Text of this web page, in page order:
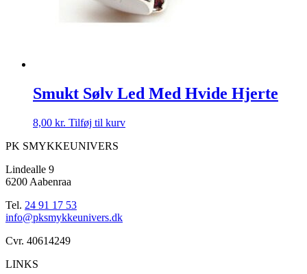
Smukt Sølv Led Med Hvide Hjerte
8,00 kr. Tilføj til kurv
PK SMYKKEUNIVERS
Lindealle 9
6200 Aabenraa
Tel. 24 91 17 53
info@pksmykkeunivers.dk
Cvr. 40614249
LINKS